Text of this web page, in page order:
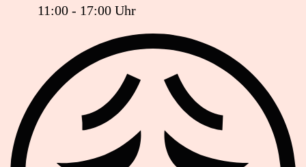
11:00 - 17:00 Uhr
Ist das Geschäft jetzt geöffnet oder geschlossen?